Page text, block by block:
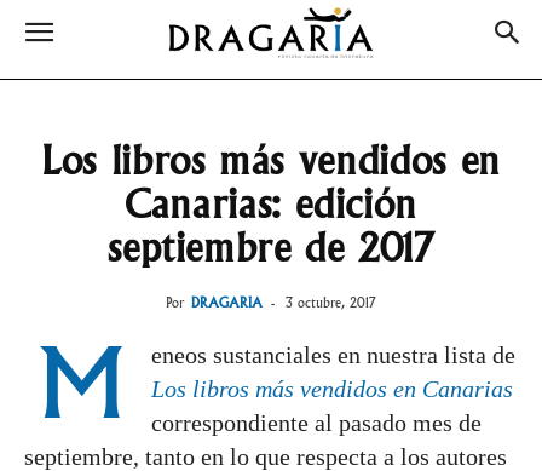
Los libros más vendidos en
Canarias: edición
septiembre de 2017
Por DRAGARIA - 3 octubre, 2017
M
eneos sustanciales en nuestra lista de
Los libros más vendidos en Canarias
correspondiente al pasado mes de
septiembre, tanto en lo que respecta a los autores